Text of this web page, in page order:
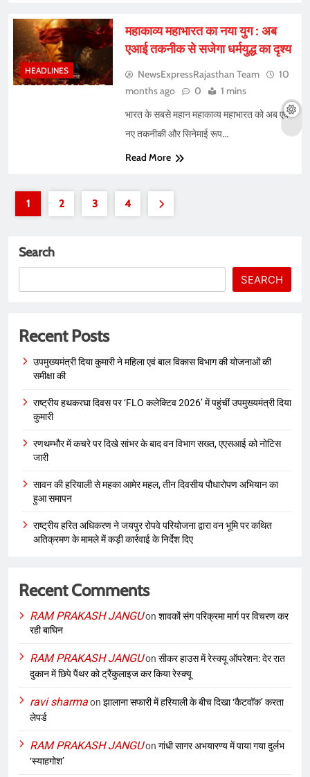
HEADLINES
महाकाव्य महाभारत का नया युग : अब
एआई तकनीक से सजेगा धर्मयुद्ध का दृश्य
NewsExpressRajasthan Team
10
months ago
0 1 mins
भारत के सबसे महान महाकाव्य महाभारत को अब एक
नए तकनीकी और सिनेमाई रूप…
Read More
1 2 3 4
Search
SEARCH
Recent Posts
उपमुख्यमंत्री दिया कुमारी ने महिला एवं बाल विकास विभाग की योजनाओं की
समीक्षा की
राष्ट्रीय हथकरघा दिवस पर ‘FLO कलेक्टिव 2026’ में पहुंचीं उपमुख्यमंत्री दिया
कुमारी
रणथम्भौर में कचरे पर दिखे सांभर के बाद वन विभाग सख्त, एएसआई को नोटिस
जारी
सावन की हरियाली से महका आमेर महल, तीन दिवसीय पौधारोपण अभियान का
हुआ समापन
राष्ट्रीय हरित अधिकरण ने जयपुर रोपवे परियोजना द्वारा वन भूमि पर कथित
अतिक्रमण के मामले में कड़ी कार्रवाई के निर्देश दिए
Recent Comments
RAM PRAKASH JANGUon शावकों संग परिक्रमा मार्ग पर विचरण कर
रही बाघिन
RAM PRAKASH JANGUon सीकर हाउस में रेस्क्यू ऑपरेशन: देर रात
दुकान में छिपे पैंथर को ट्रैंकुलाइज कर किया रेस्क्यू
ravi sharmaon झालाना सफारी में हरियाली के बीच दिखा ‘कैटवॉक’ करता
लेपर्ड
RAM PRAKASH JANGUon गांधी सागर अभयारण्य में पाया गया दुर्लभ
‘स्याहगोश’